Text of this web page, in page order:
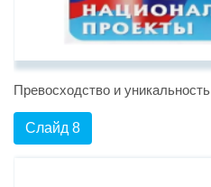
Превосходство и уникальность
Слайд 8